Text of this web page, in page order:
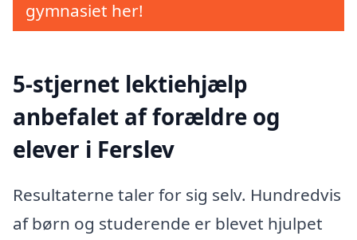
gymnasiet her!
5-stjernet lektiehjælp
anbefalet af forældre og
elever i Ferslev
Resultaterne taler for sig selv. Hundredvis
af børn og studerende er blevet hjulpet